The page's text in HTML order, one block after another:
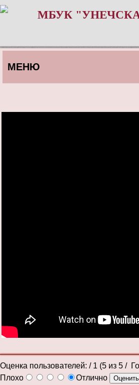
МБУК
МЕНЮ
Оценка пользователей: / 1 (5 из 5 /
Плохо
Отлично